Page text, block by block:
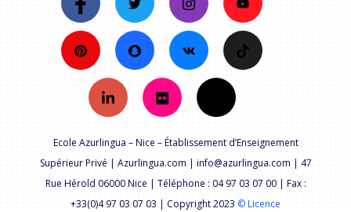
Ecole Azurlingua – Nice – Établissement d’Enseignement
Supérieur Privé | Azurlingua.com | info@azurlingua.com | 47
Rue Hérold 06000 Nice | Téléphone : 04 97 03 07 00 | Fax :
+33(0)4 97 03 07 03 | Copyright 2023 © Licence